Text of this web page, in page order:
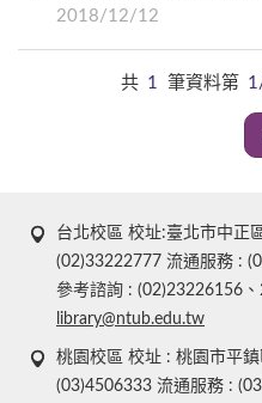
2018/12/12
共 1 筆資料第
台北校區 校址:臺北市中正
(02)33222777 流通服務 :
參考諮詢 : (02)23226156
library@ntub.edu.tw
桃園校區 校址 : 桃園市平
(03)4506333 流通服務 :